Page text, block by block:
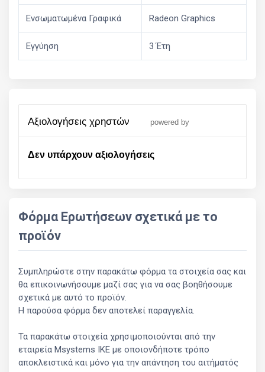
Ενσωματωμένα Γραφικά Radeon Graphics
Εγγύηση 3 Έτη
αξιολογήσεις χρηστών powered by
Δεν υπάρχουν αξιολογήσεις
Φόρμα Ερωτήσεων σχετικά με το
προϊόν
Συμπληρώστε στην παρακάτω φόρμα τα στοιχεία σας και
θα επικοινωνήσουμε μαζί σας για να σας βοηθήσουμε
σχετικά με αυτό το προϊόν.
Η παρούσα φόρμα δεν αποτελεί παραγγελία.
Τα παρακάτω στοιχεία χρησιμοποιούνται από την
εταιρεία Msystems ΙΚΕ με οποιονδήποτε τρόπο
αποκλειστικά και μόνο για την απάντηση του αιτήματός